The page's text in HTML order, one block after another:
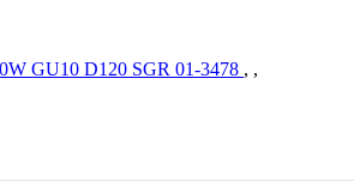
GU10 D120 SGR 01-3478 , ,